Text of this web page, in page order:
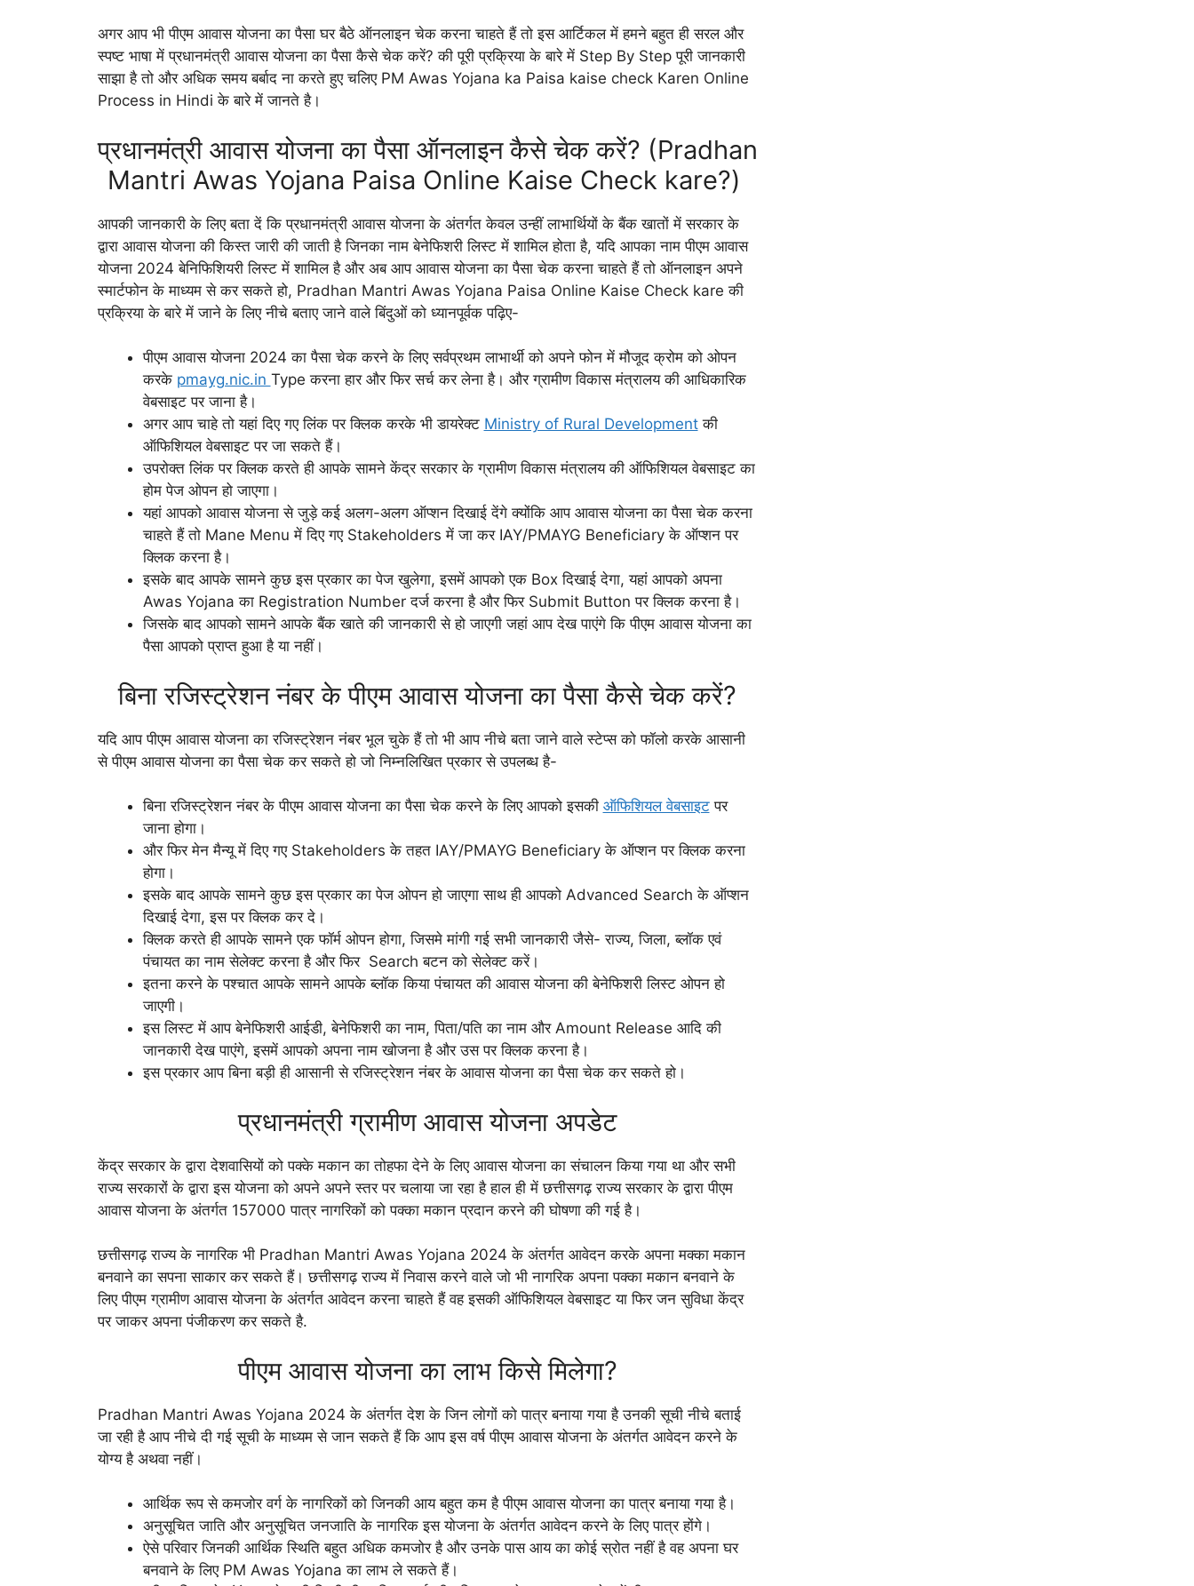
अगर आप भी पीएम आवास योजना का पैसा घर बैठे ऑनलाइन चेक करना चाहते हैं तो इस आर्टिकल में हमने बहुत ही सरल और
स्पष्ट भाषा में प्रधानमंत्री आवास योजना का पैसा कैसे चेक करें? की पूरी प्रक्रिया के बारे में Step By Step पूरी जानकारी
साझा है तो और अधिक समय बर्बाद ना करते हुए चलिए PM Awas Yojana ka Paisa kaise check Karen Online
Process in Hindi के बारे में जानते है।
प्रधानमंत्री आवास योजना का पैसा ऑनलाइन कैसे चेक करें? (Pradhan
Mantri Awas Yojana Paisa Online Kaise Check kare?)
आपकी जानकारी के लिए बता दें कि प्रधानमंत्री आवास योजना के अंतर्गत केवल उन्हीं लाभार्थियों के बैंक खातों में सरकार के
द्वारा आवास योजना की किस्त जारी की जाती है जिनका नाम बेनेफिशरी लिस्ट में शामिल होता है, यदि आपका नाम पीएम आवास
योजना 2024 बेनिफिशियरी लिस्ट में शामिल है और अब आप आवास योजना का पैसा चेक करना चाहते हैं तो ऑनलाइन अपने
स्मार्टफोन के माध्यम से कर सकते हो, Pradhan Mantri Awas Yojana Paisa Online Kaise Check kare की
प्रक्रिया के बारे में जाने के लिए नीचे बताए जाने वाले बिंदुओं को ध्यानपूर्वक पढ़िए-
पीएम आवास योजना 2024 का पैसा चेक करने के लिए सर्वप्रथम लाभार्थी को अपने फोन में मौजूद क्रोम को ओपन
करके pmayg.nic.in Type करना हार और फिर सर्च कर लेना है। और ग्रामीण विकास मंत्रालय की आधिकारिक
वेबसाइट पर जाना है।
अगर आप चाहे तो यहां दिए गए लिंक पर क्लिक करके भी डायरेक्ट Ministry of Rural Developmentकी
ऑफिशियल वेबसाइट पर जा सकते हैं।
उपरोक्त लिंक पर क्लिक करते ही आपके सामने केंद्र सरकार के ग्रामीण विकास मंत्रालय की ऑफिशियल वेबसाइट का
होम पेज ओपन हो जाएगा।
यहां आपको आवास योजना से जुड़े कई अलग-अलग ऑप्शन दिखाई देंगे क्योंकि आप आवास योजना का पैसा चेक करना
चाहते हैं तो Mane Menu में दिए गए Stakeholders में जा कर IAY/PMAYG Beneficiary के ऑप्शन पर
क्लिक करना है।
इसके बाद आपके सामने कुछ इस प्रकार का पेज खुलेगा, इसमें आपको एक Box दिखाई देगा, यहां आपको अपना
Awas Yojana का Registration Number दर्ज करना है और फिर Submit Button पर क्लिक करना है।
जिसके बाद आपको सामने आपके बैंक खाते की जानकारी से हो जाएगी जहां आप देख पाएंगे कि पीएम आवास योजना का
पैसा आपको प्राप्त हुआ है या नहीं।
बिना रजिस्ट्रेशन नंबर के पीएम आवास योजना का पैसा कैसे चेक करें?
यदि आप पीएम आवास योजना का रजिस्ट्रेशन नंबर भूल चुके हैं तो भी आप नीचे बता जाने वाले स्टेप्स को फॉलो करके आसानी
से पीएम आवास योजना का पैसा चेक कर सकते हो जो निम्नलिखित प्रकार से उपलब्ध है-
बिना रजिस्ट्रेशन नंबर के पीएम आवास योजना का पैसा चेक करने के लिए आपको इसकी ऑफिशियल वेबसाइटपर
जाना होगा।
और फिर मेन मैन्यू में दिए गए Stakeholders के तहत IAY/PMAYG Beneficiary के ऑप्शन पर क्लिक करना
होगा।
इसके बाद आपके सामने कुछ इस प्रकार का पेज ओपन हो जाएगा साथ ही आपको Advanced Search के ऑप्शन
दिखाई देगा, इस पर क्लिक कर दे।
क्लिक करते ही आपके सामने एक फॉर्म ओपन होगा, जिसमे मांगी गई सभी जानकारी जैसे- राज्य, जिला, ब्लॉक एवं
पंचायत का नाम सेलेक्ट करना है और फिर Search बटन को सेलेक्ट करें।
इतना करने के पश्चात आपके सामने आपके ब्लॉक किया पंचायत की आवास योजना की बेनेफिशरी लिस्ट ओपन हो
जाएगी।
इस लिस्ट में आप बेनेफिशरी आईडी, बेनेफिशरी का नाम, पिता/पति का नाम और Amount Release आदि की
जानकारी देख पाएंगे, इसमें आपको अपना नाम खोजना है और उस पर क्लिक करना है।
इस प्रकार आप बिना बड़ी ही आसानी से रजिस्ट्रेशन नंबर के आवास योजना का पैसा चेक कर सकते हो।
प्रधानमंत्री ग्रामीण आवास योजना अपडेट
केंद्र सरकार के द्वारा देशवासियों को पक्के मकान का तोहफा देने के लिए आवास योजना का संचालन किया गया था और सभी
राज्य सरकारों के द्वारा इस योजना को अपने अपने स्तर पर चलाया जा रहा है हाल ही में छत्तीसगढ़ राज्य सरकार के द्वारा पीएम
आवास योजना के अंतर्गत 157000 पात्र नागरिकों को पक्का मकान प्रदान करने की घोषणा की गई है।
छत्तीसगढ़ राज्य के नागरिक भी Pradhan Mantri Awas Yojana 2024 के अंतर्गत आवेदन करके अपना मक्का मकान
बनवाने का सपना साकार कर सकते हैं। छत्तीसगढ़ राज्य में निवास करने वाले जो भी नागरिक अपना पक्का मकान बनवाने के
लिए पीएम ग्रामीण आवास योजना के अंतर्गत आवेदन करना चाहते हैं वह इसकी ऑफिशियल वेबसाइट या फिर जन सुविधा केंद्र
पर जाकर अपना पंजीकरण कर सकते है.
पीएम आवास योजना का लाभ किसे मिलेगा?
Pradhan Mantri Awas Yojana 2024 के अंतर्गत देश के जिन लोगों को पात्र बनाया गया है उनकी सूची नीचे बताई
जा रही है आप नीचे दी गई सूची के माध्यम से जान सकते हैं कि आप इस वर्ष पीएम आवास योजना के अंतर्गत आवेदन करने के
योग्य है अथवा नहीं।
आर्थिक रूप से कमजोर वर्ग के नागरिकों को जिनकी आय बहुत कम है पीएम आवास योजना का पात्र बनाया गया है।
अनुसूचित जाति और अनुसूचित जनजाति के नागरिक इस योजना के अंतर्गत आवेदन करने के लिए पात्र होंगे।
ऐसे परिवार जिनकी आर्थिक स्थिति बहुत अधिक कमजोर है और उनके पास आय का कोई स्रोत नहीं है वह अपना घर
बनवाने के लिए PM Awas Yojana का लाभ ले सकते हैं।